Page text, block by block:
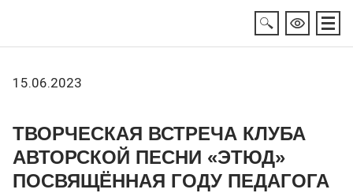
15.06.2023
ТВОРЧЕСКАЯ ВСТРЕЧА КЛУБА
АВТОРСКОЙ ПЕСНИ «ЭТЮД»
ПОСВЯЩЁННАЯ ГОДУ ПЕДАГОГА